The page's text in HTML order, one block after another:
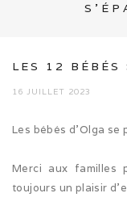
Mon histoire
Nos activités
LES 12 BÉBÉS
16 JUILLET 2023
Les bébés d’Olga
Merci aux familles
toujours un plaisir